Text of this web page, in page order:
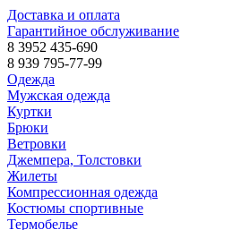
Доставка и оплата
Гарантийное обслуживание
8 3952 435-690
8 939 795-77-99
Одежда
Мужская одежда
Куртки
Брюки
Ветровки
Джемпера, Толстовки
Жилеты
Компрессионная одежда
Костюмы спортивные
Термобелье